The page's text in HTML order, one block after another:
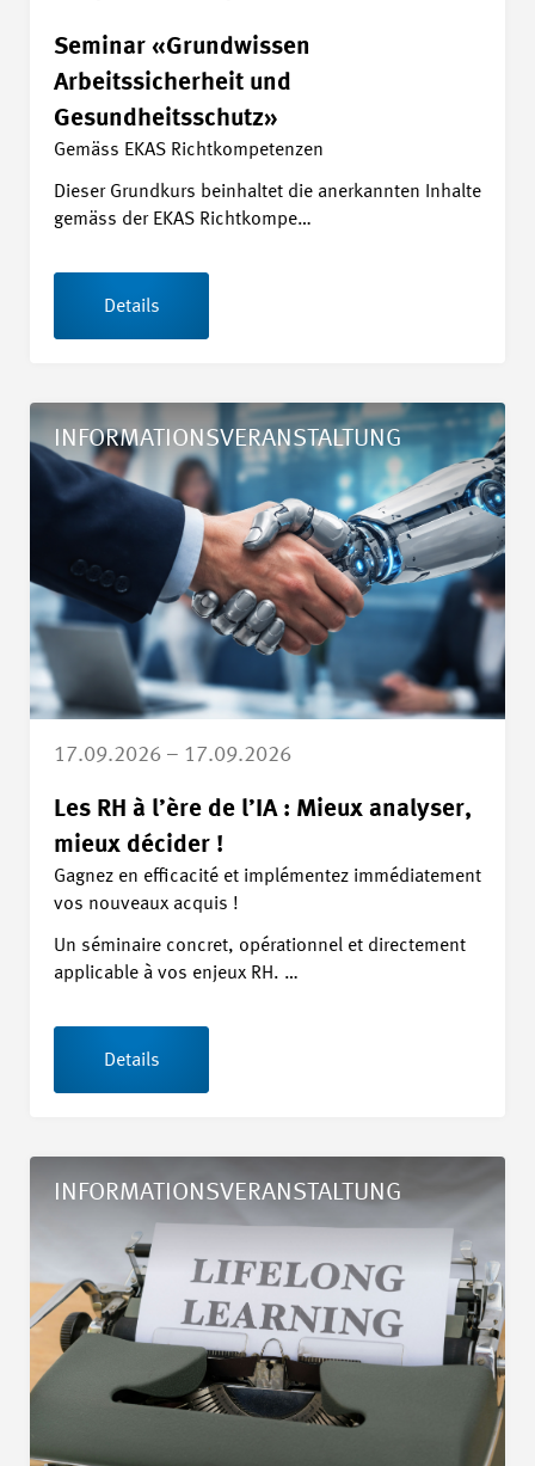
Seminar «Grundwissen
Arbeitssicherheit und
Gesundheitsschutz»
Gemäss EKAS Richtkompetenzen
Dieser Grundkurs beinhaltet die anerkannten Inhalte
gemäss der EKAS Richtkompe…
Details
INFORMATIONSVERANSTALTUNG
17.09.2026 – 17.09.2026
Les RH à l’ère de l’IA : Mieux analyser,
mieux décider !
Gagnez en efficacité et implémentez immédiatement
vos nouveaux acquis !
Un séminaire concret, opérationnel et directement
applicable à vos enjeux RH. …
Details
Details Les RH à l’ère de l’IA : Mieux analyser, mieux décider !
INFORMATIONSVERANSTALTUNG